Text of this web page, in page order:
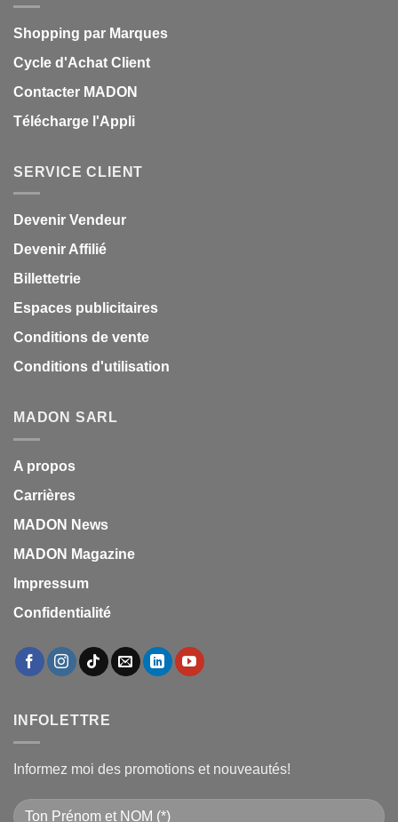
Shopping par Marques
Cycle d'Achat Client
Contacter MADON
Télécharge l'Appli
SERVICE CLIENT
Devenir Vendeur
Devenir Affilié
Billettetrie
Espaces publicitaires
Conditions de vente
Conditions d'utilisation
MADON SARL
A propos
Carrières
MADON News
MADON Magazine
Impressum
Confidentialité
INFOLETTRE
Informez moi des promotions et nouveautés!